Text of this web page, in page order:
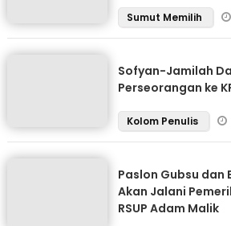
Sumut Memilih
Sofyan-Jamilah
Perseorangan ke
Kolom Penulis
Paslon Gubsu dan
Akan Jalani
RSUP Adam Malik